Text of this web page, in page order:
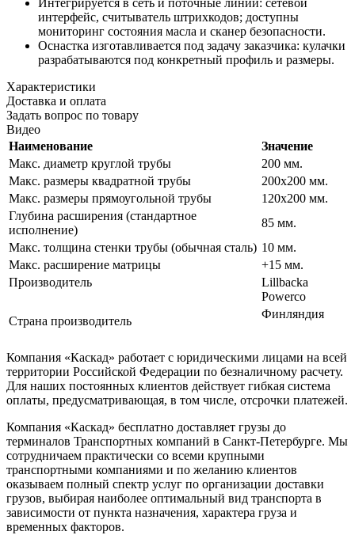
Интегрируется в сеть и поточные линии: сетевой
интерфейс, считыватель штрихкодов; доступны
мониторинг состояния масла и сканер безопасности.
Оснастка изготавливается под задачу заказчика: кулачки
разрабатываются под конкретный профиль и размеры.
Характеристики
Доставка и оплата
Задать вопрос по товару
Видео
Наименование
Значение
Макс. диаметр круглой трубы
200 мм.
Макс. размеры квадратной трубы
200х200 мм.
Макс. размеры прямоугольной трубы
120х200 мм.
Глубина расширения (стандартное
исполнение)
85 мм.
Макс. толщина стенки трубы (обычная сталь) 10 мм.
Макс. расширение матрицы
+15 мм.
Производитель
Lillbacka
Powerco
Страна производитель
Финляндия
Компания «Каскад» работает с юридическими лицами на всей
территории Российской Федерации по безналичному расчету.
Для наших постоянных клиентов действует гибкая система
оплаты, предусматривающая, в том числе, отсрочки платежей.
Компания «Каскад» бесплатно доставляет грузы до
терминалов Транспортных компаний в Санкт-Петербурге. Мы
сотрудничаем практически со всеми крупными
транспортными компаниями и по желанию клиентов
оказываем полный спектр услуг по организации доставки
грузов, выбирая наиболее оптимальный вид транспорта в
зависимости от пункта назначения, характера груза и
временных факторов.